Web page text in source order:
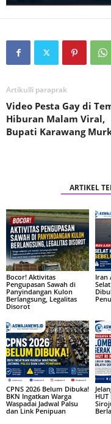
Artikulli paraprak
Video Pesta Gay di
Hiburan Malam Viral,
Bupati Karawang
ARTIKEL
Bocor! Aktivitas
Pengupasan Sawah di
Panyindangan Kulon
Berlangsung, Legalitas
Disorot
Iran
CPNS 2026 Belum Dibuka!
BKN Ingatkan Warga
Waspadai Jadwal Palsu
dan Link Penipuan